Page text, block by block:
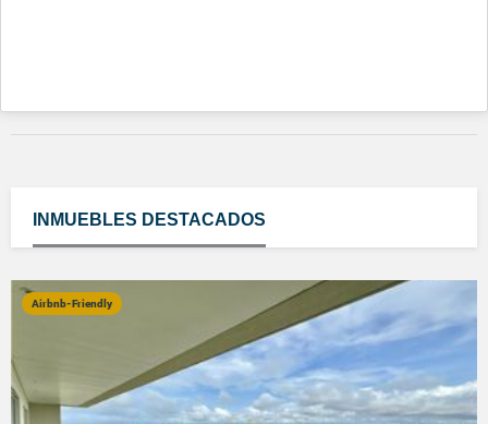
INMUEBLES DESTACADOS
Airbnb-Friendly